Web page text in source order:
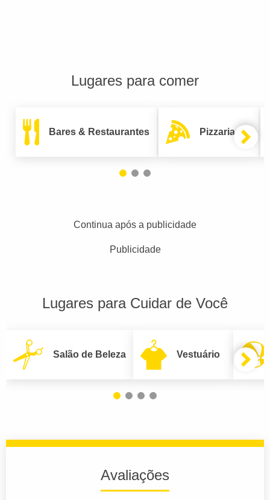
Lugares para comer
Bares & Restaurantes Pizzarias
Continua após a publicidade
Publicidade
Lugares para Cuidar de Você
Salão de Beleza Vestuário
Avaliações